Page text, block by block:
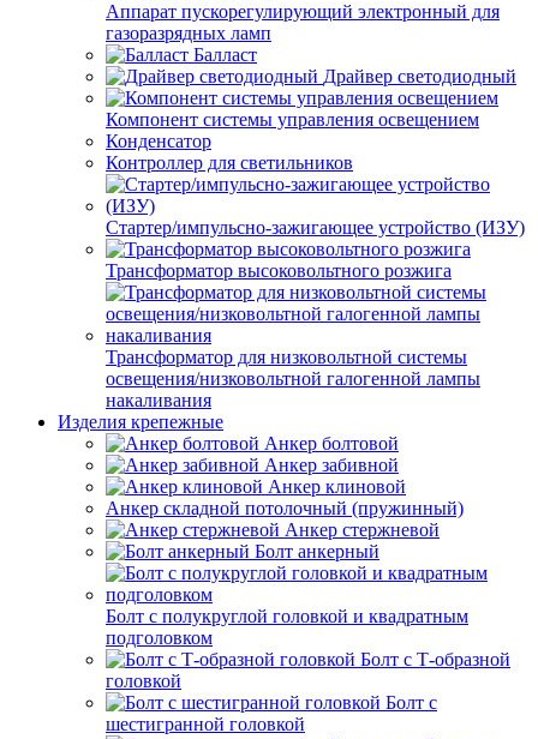
Аппарат пускорегулирующий электронный для
газоразрядных ламп
Балласт
Драйвер светодиодный
Компонент системы управления освещением
Конденсатор
Контроллер для светильников
Стартер/импульсно-зажигающее устройство (ИЗУ)
Трансформатор высоковольтного розжига
Трансформатор для низковольтной системы
освещения/низковольтной галогенной лампы
накаливания
Изделия крепежные
Анкер болтовой
Анкер забивной
Анкер клиновой
Анкер складной потолочный (пружинный)
Анкер стержневой
Болт анкерный
Болт с полукруглой головкой и квадратным
подголовком
Болт с Т-образной
головкой
Болт с
шестигранной головкой